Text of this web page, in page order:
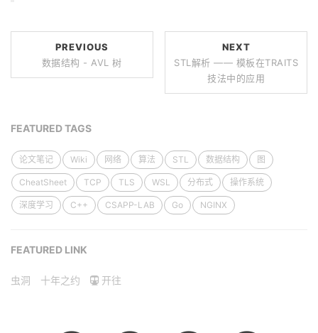
PREVIOUS
数据结构 - AVL 树
NEXT
STL解析 —— 模板在TRAITS
技法中的应用
FEATURED TAGS
论文笔记 Wiki 网络 算法 STL 数据结构 图
CheatSheet TCP TLS WSL 分布式 操作系统
深度学习 C++ CSAPP-LAB Go NGINX
FEATURED LINK
虫洞 十年之约 开往